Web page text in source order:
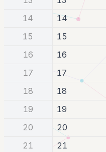
14
14
15
15
16
16
17
17
18
18
19
19
20
20
21
21